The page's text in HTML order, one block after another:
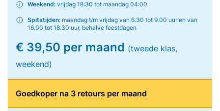
Weekend: vrijdag 18:30 tot maandag 04:00
Spitstijden: maandag t/m vrijdag van 6.30 tot 9.00 uur en van
16.00 tot 18.30 uur, behalve feestdagen
€ 39,50 per maand (tweede klas,
weekend)
Goedkoper na 3 retours per maand